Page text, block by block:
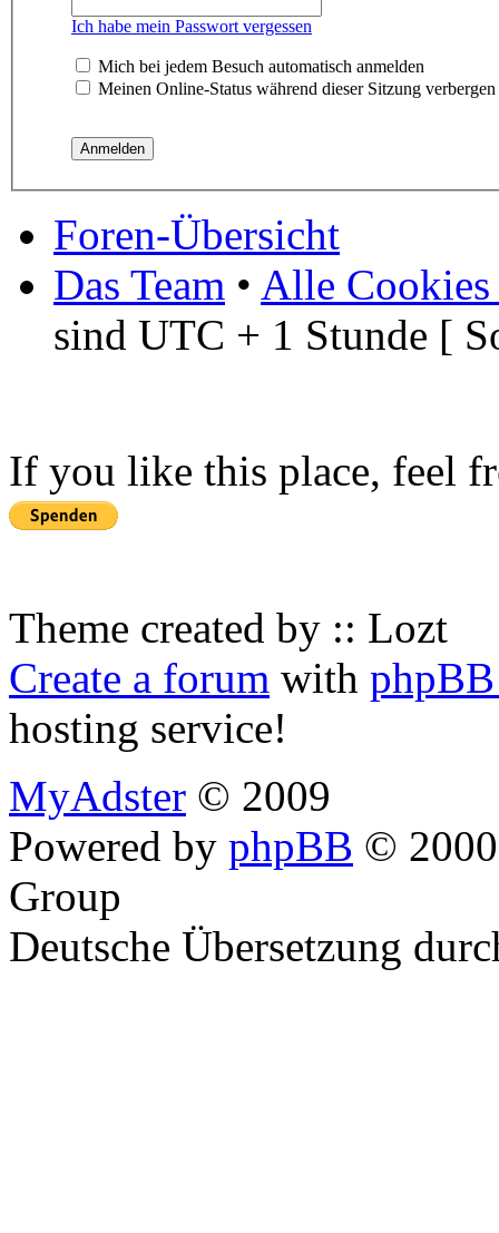
Ich habe mein Passwort vergessen
Mich bei jedem Besuch automatisch anmelden
Meinen Online-Status während dieser Sitzung verbergen
Foren-Übersicht
Das Team • Alle Cookies
sind UTC + 1 Stunde [
If you like this place, feel
Theme created by :: Lozt
Create a forum with
hosting service!
MyAdster © 2009
Powered by phpBB ©
Group
Deutsche Übersetzung